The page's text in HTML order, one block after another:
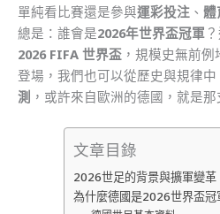
單純看比賽還是參與運彩投注 、 體
總是：誰會是2026年世界盃冠軍
2026 FIFA 世界盃 ，規模史無前
登場，我們也可以從歷史與規律
測 ，或許來自歐洲的德國，就是
文章目錄
2026世足的背景與擴軍變革
為什麼德國是2026世界盃冠